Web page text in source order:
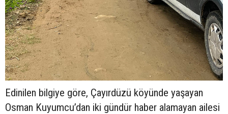
Edinilen bilgiye göre, Çayırdüzü köyünde yaşayan
Osman Kuyumcu’dan iki gündür haber alamayan ailesi